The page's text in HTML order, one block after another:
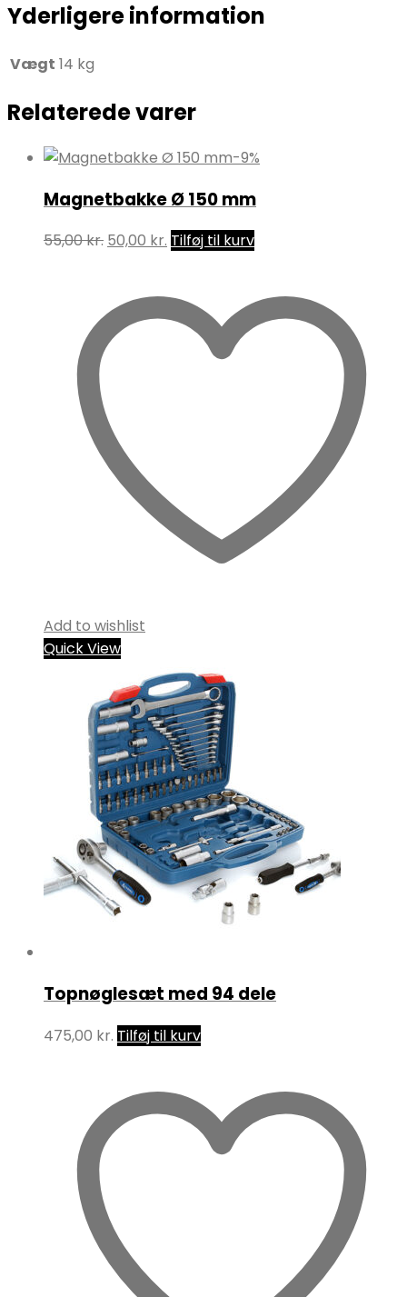
Yderligere information
Vægt 14 kg
Relaterede varer
-9%
Magnetbakke Ø 150 mm
55,00kr. Den
var:
55,00 kr..
50,00 kr. Den
er:
50,00 kr..
Tilføj til kurv
Add to wishlist
Quick View
Topnøglesæt med 94 dele
475,00 kr. Tilføj til kurv